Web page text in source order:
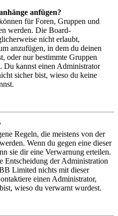
anfügen?
für Foren, Gruppen und
werden. Die Board-
nicht erlaubt,
anzufügen, in dem du deinen
oder nur bestimmte Gruppen
Du kannst einen Administrator
sicher bist, wieso du keine
Regeln, die meistens von der
Wenn du gegen eine dieser
sie dir eine Verwarnung erteilen.
Entscheidung der Administration
Limited nichts mit dieser
einen Administrator,
wieso du verwarnt wurdest.